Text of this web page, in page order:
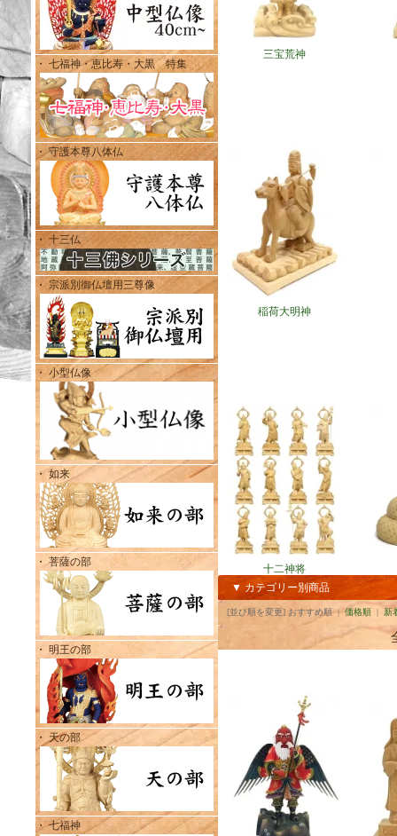
・ 七福神・恵比寿・大黒 特集
・ 守護本尊八体仏
・ 十三仏
・ 宗派別御仏壇用三尊像
・ 小型仏像
・ 如来
・ 菩薩の部
・ 明王の部
・ 天の部
・ 七福神
三宝荒神
稲荷大明神
十二神将
▼ カテゴリー別商品
[並び順を変更] おすすめ順 | 価格順 | 新